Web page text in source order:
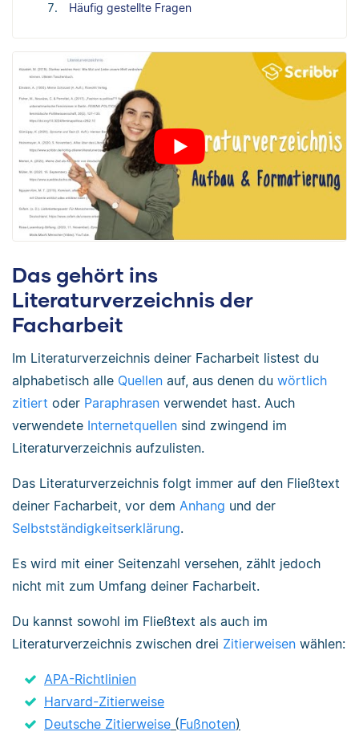
Häufig gestellte Fragen
Das gehört ins
Literaturverzeichnis der
Facharbeit
Im Literaturverzeichnis deiner Facharbeit listest du
alphabetisch alle Quellen auf, aus denen du wörtlich
zitiert oder Paraphrasen verwendet hast. Auch
verwendete Internetquellen sind zwingend im
Literaturverzeichnis aufzulisten.
Das Literaturverzeichnis folgt immer auf den Fließtext
deiner Facharbeit, vor dem Anhang und der
Selbstständigkeitserklärung.
Es wird mit einer Seitenzahl versehen, zählt jedoch
nicht mit zum Umfang deiner Facharbeit.
Du kannst sowohl im Fließtext als auch im
Literaturverzeichnis zwischen drei Zitierweisen wählen:
APA-Richtlinien
Harvard-Zitierweise
Deutsche Zitierweise (Fußnoten)